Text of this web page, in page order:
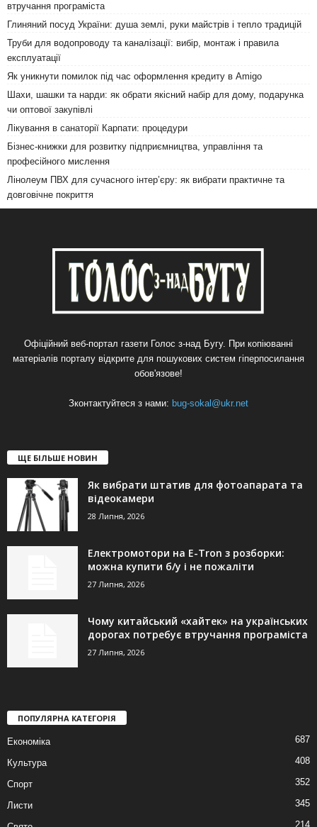
втручання програміста
Глиняний посуд України: душа землі, руки майстрів і тепло традицій
Труби для водопроводу та каналізації: вибір, монтаж і правила
експлуатації
Як уникнути помилок під час оформлення кредиту в Amigo
Шахи, шашки та нарди: як обрати якісний набір для дому, подарунка
чи оптової закупівлі
Лікування в санаторії Карпати: процедури
Бізнес-книжки для розвитку підприємництва, управління та
професійного мислення
Лінолеум ПВХ для сучасного інтер’єру: як вибрати практичне та
довговічне покриття
Офіційний веб-портал газети Голос з-над Бугу. При копіюванні
матеріалів порталу відкрите для пошукових систем гіперпосилання
обов'язове!
Зконтактуйтеся з нами: bug-sokal@ukr.net
ЩЕ БІЛЬШЕ НОВИН
Як вибрати штатив для фотоапарата та
відеокамери
28 Липня, 2026
Електромотори на E-Tron з розборки:
можна купити б/у і не пожаліти
27 Липня, 2026
Чому китайський «хайтек» на українських
дорогах потребує втручання програміста
27 Липня, 2026
ПОПУЛЯРНА КАТЕГОРІЯ
Економіка 687
Культура 408
Спорт 352
Листи 345
214